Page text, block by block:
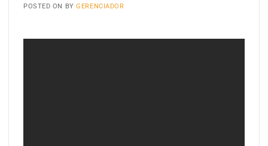
POSTED ON BYGERENCIADOR